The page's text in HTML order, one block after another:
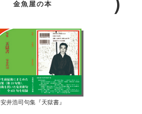
金魚屋の本
安井浩司句集『天獄書』